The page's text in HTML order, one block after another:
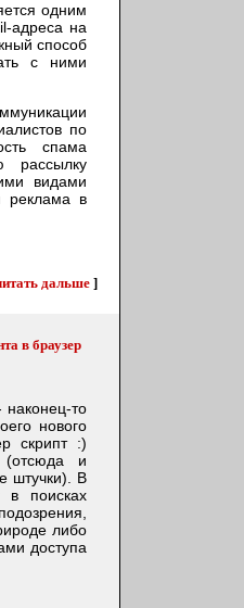
одним
адреса на
способ
с ними
по
спама
рассылку
видами
реклама в
дальше ]
в браузер
наконец-то
нового
скрипт :)
(отсюда и
штучки). В
поисках
либо
доступа